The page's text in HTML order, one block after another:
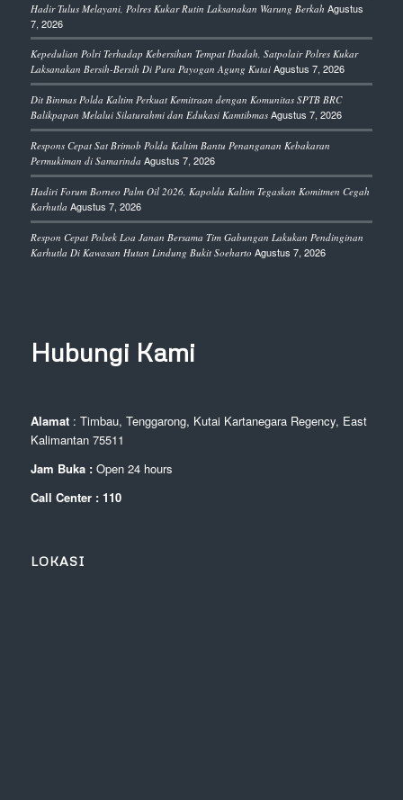
Hadir Tulus Melayani, Polres Kukar Rutin Laksanakan Warung Berkah Agustus
7, 2026
Kepedulian Polri Terhadap Kebersihan Tempat Ibadah, Satpolair Polres Kukar
Laksanakan Bersih-Bersih Di Pura Payogan Agung Kutai Agustus 7, 2026
Dit Binmas Polda Kaltim Perkuat Kemitraan dengan Komunitas SPTB BRC
Balikpapan Melalui Silaturahmi dan Edukasi Kamtibmas Agustus 7, 2026
Respons Cepat Sat Brimob Polda Kaltim Bantu Penanganan Kebakaran
Permukiman di Samarinda Agustus 7, 2026
Hadiri Forum Borneo Palm Oil 2026, Kapolda Kaltim Tegaskan Komitmen Cegah
Karhutla Agustus 7, 2026
Respon Cepat Polsek Loa Janan Bersama Tim Gabungan Lakukan Pendinginan
Karhutla Di Kawasan Hutan Lindung Bukit Soeharto Agustus 7, 2026
Hubungi Kami
Alamat: Timbau, Tenggarong, Kutai Kartanegara Regency, East
Kalimantan 75511
Jam Buka : Open 24 hours
Call Center : 110
LOKASI